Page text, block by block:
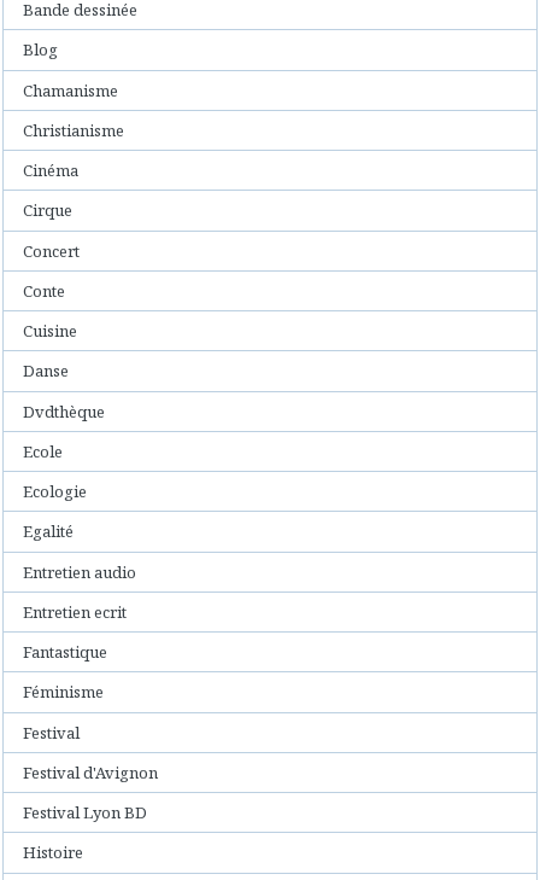
Bande dessinée
Blog
Chamanisme
Christianisme
Cinéma
Cirque
Concert
Conte
Cuisine
Danse
Dvdthèque
Ecole
Ecologie
Egalité
Entretien audio
Entretien ecrit
Fantastique
Féminisme
Festival
Festival d'Avignon
Festival Lyon BD
Histoire